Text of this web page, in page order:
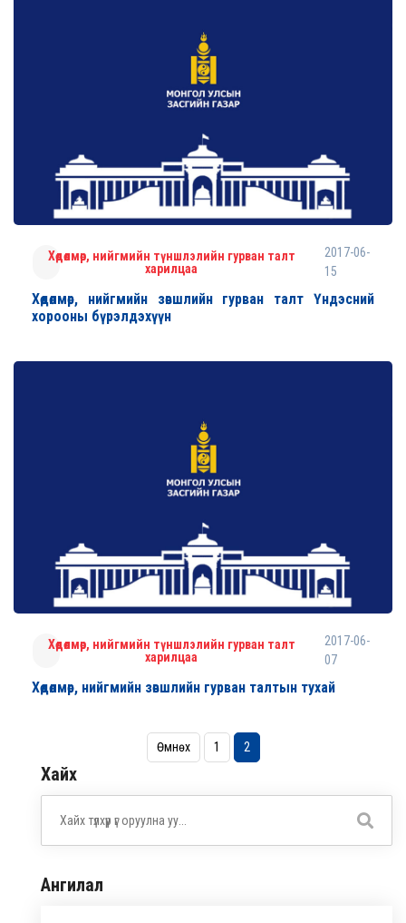
Хөдөлмөр, нийгмийн түншлэлийн гурван талт
харилцаа
2017-06-
15
Хөдөлмөр, нийгмийн зөвшлийн гурван талт Үндэсний
хорооны бүрэлдэхүүн
Хөдөлмөр, нийгмийн түншлэлийн гурван талт
харилцаа
2017-06-
07
Хөдөлмөр, нийгмийн зөвшлийн гурван талтын тухай
Өмнөх 1 2
Хайх
Ангилал